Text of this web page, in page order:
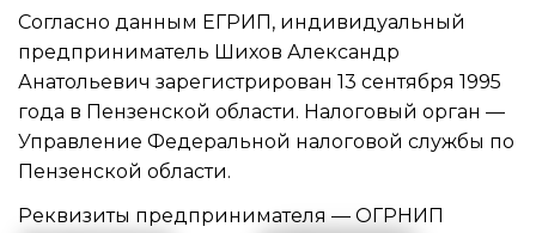
Согласно данным ЕГРИП, индивидуальный
предприниматель Шихов Александр
Анатольевич зарегистрирован 13 сентября 1995
года в Пензенской области. Налоговый орган —
Управление Федеральной налоговой службы по
Пензенской области.
Реквизиты предпринимателя — ОГРНИП